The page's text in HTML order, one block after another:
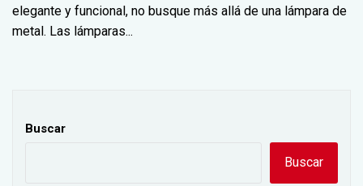
elegante y funcional, no busque más allá de una lámpara de
metal. Las lámparas...
Buscar
Buscar